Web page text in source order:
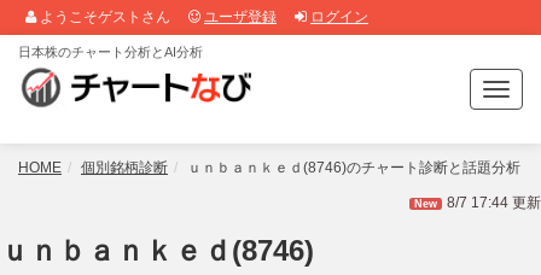
ようこそゲストさん ユーザ登録 ログイン
T
o
g
g
e
日本株のチャート分析とAI分析
HOME 個別銘柄診断 ｕｎｂａｎｋｅｄ(8746)のチャート診断と話題分析
New 8/7 17:44 更新
ｕｎｂａｎｋｅｄ(8746)